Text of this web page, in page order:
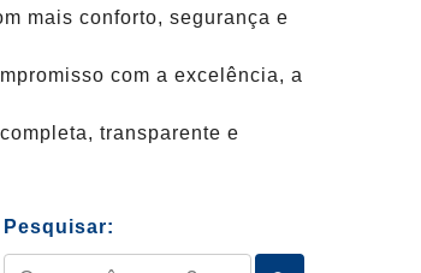
mais conforto, segurança e
com a excelência, a
transparente e
Pesquisar: